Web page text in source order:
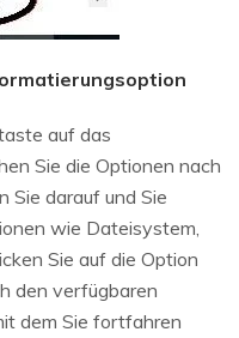
auf das
Sie die Optionen nach
Sie darauf und Sie
wie Dateisystem,
Sie auf die Option
den verfügbaren
dem Sie fortfahren